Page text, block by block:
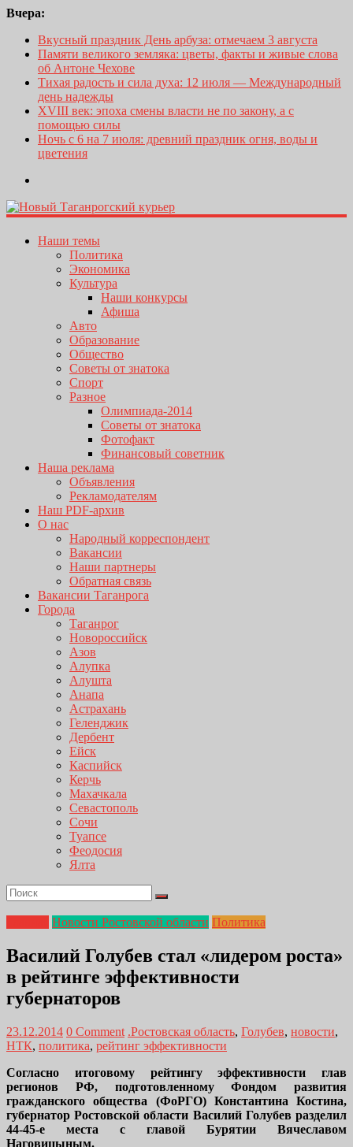
Вчера:
Вкусный праздник День арбуза: отмечаем 3 августа
Памяти великого земляка: цветы, факты и живые слова
об Антоне Чехове
Тихая радость и сила духа: 12 июля — Международный
день надежды
XVIII век: эпоха смены власти не по закону, а с
помощью силы
Ночь с 6 на 7 июля: древний праздник огня, воды и
цветения
Наши темы
Политика
Экономика
Культура
Наши конкурсы
Афиша
Авто
Образование
Общество
Советы от знатока
Спорт
Разное
Олимпиада-2014
Советы от знатока
Фотофакт
Финансовый советник
Наша реклама
Объявления
Рекламодателям
Наш PDF-архив
О нас
Народный корреспондент
Вакансии
Наши партнеры
Обратная связь
Вакансии Таганрога
Города
Таганрог
Новороссийск
Азов
Алупка
Алушта
Анапа
Астрахань
Геленджик
Дербент
Ейск
Каспийск
Керчь
Махачкала
Севастополь
Сочи
Туапсе
Феодосия
Ялта
Новости Ростовской области Политика
Василий Голубев стал «лидером роста»
в рейтинге эффективности
губернаторов
23.12.2014 0 Comment .Ростовская область, Голубев, новости,
НТК, политика, рейтинг эффективности
Согласно итоговому рейтингу эффективности глав
регионов РФ, подготовленному Фондом развития
гражданского общества (ФоРГО) Константина Костина,
губернатор Ростовской области Василий Голубев разделил
44-45-е места с главой Бурятии Вячеславом
Наговицыным.